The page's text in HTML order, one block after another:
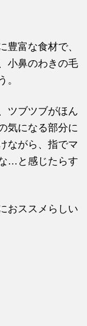
豊富な食材で、
小鼻のわきの毛
。
ツブツブがほん
気になる部分に
ながら、指でマ
…と感じたらす
おススメらしい